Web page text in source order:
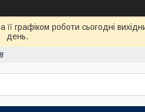
графіком роботи сьогодні
день.